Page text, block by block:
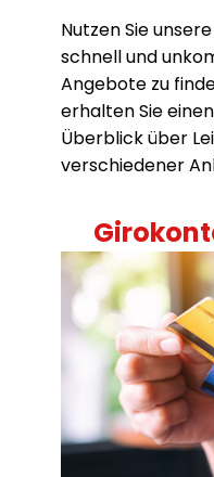
Nutzen Sie
schnell und
Angebote zu
erhalten Sie
Überblick über
verschiedener